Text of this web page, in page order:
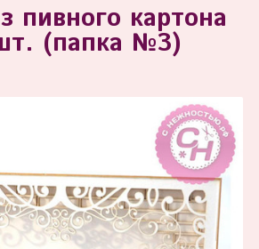
пивного картона
(папка №3)